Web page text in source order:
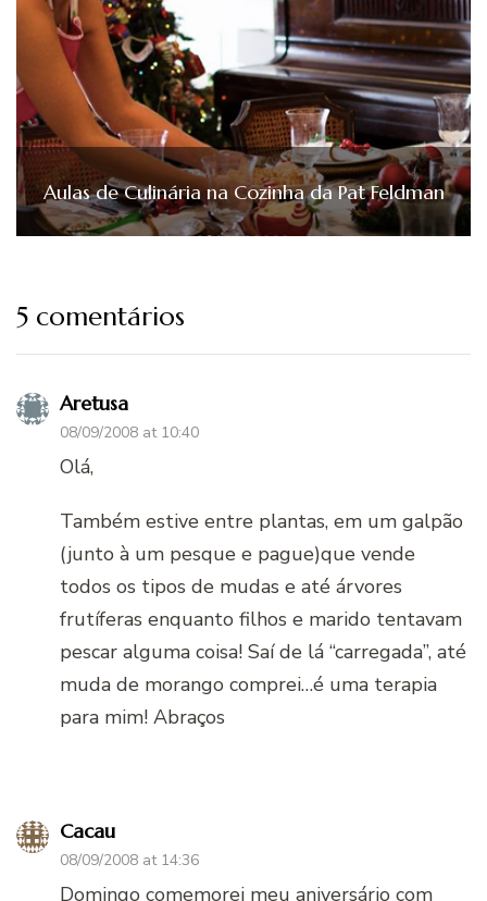
Aulas de Culinária na Cozinha da Pat Feldman
5 comentários
Aretusa
08/09/2008 at 10:40
Olá,
Também estive entre plantas, em um galpão
(junto à um pesque e pague)que vende
todos os tipos de mudas e até árvores
frutíferas enquanto filhos e marido tentavam
pescar alguma coisa! Saí de lá “carregada”, até
muda de morango comprei…é uma terapia
para mim! Abraços
Cacau
08/09/2008 at 14:36
Domingo comemorei meu aniversário com